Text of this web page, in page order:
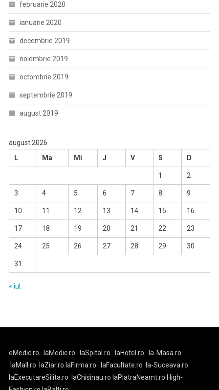
februarie 2020
ianuarie 2020
decembrie 2019
noiembrie 2019
octombrie 2019
septembrie 2019
august 2019
august 2026
L
Ma Mi J V S D
1 2
3 4 5 6 7 8 9
10 11 12 13 14 15 16
17 18 19 20 21 22 23
24 25 26 27 28 29 30
31
« iul.
eMedic.ro laMedic.ro laSpital.ro laHotel.ro
la-Masa.ro
laMall.ro
laZiar.ro laFirma.ro laFacultate.ro
la-Suceava.ro
laExecutareSilita.ro
laChisinau.ro laPiatraNeamt.ro High-